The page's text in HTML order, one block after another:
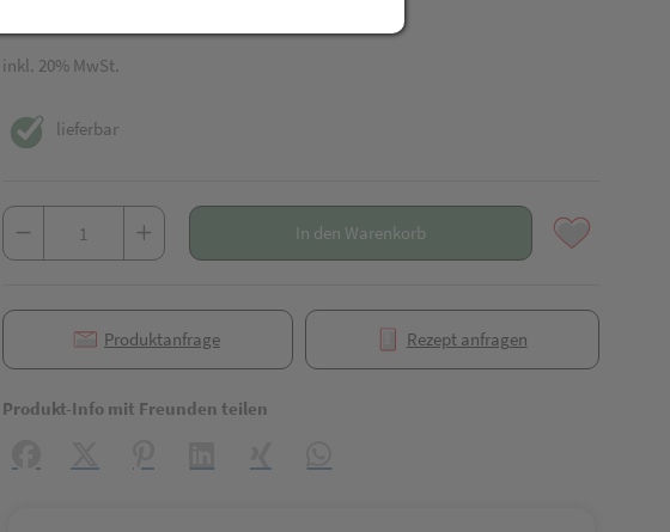
inkl. 20% MwSt.
lieferbar
In den Warenkorb
Produktanfrage Rezept anfragen
Produkt-Info mit Freunden teilen